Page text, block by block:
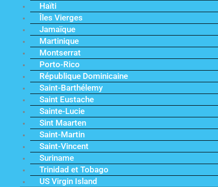
Haïti
Îles Vierges
Jamaïque
Martinique
Montserrat
Porto-Rico
République Dominicaine
Saint-Barthélemy
Saint Eustache
Sainte-Lucie
Sint Maarten
Saint-Martin
Saint-Vincent
Suriname
Trinidad et Tobago
US Virgin Island